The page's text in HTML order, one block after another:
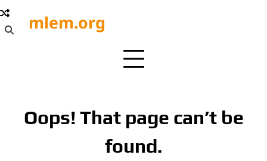
Skip
to
content
mlem.org
Oops! That page can’t be
found.